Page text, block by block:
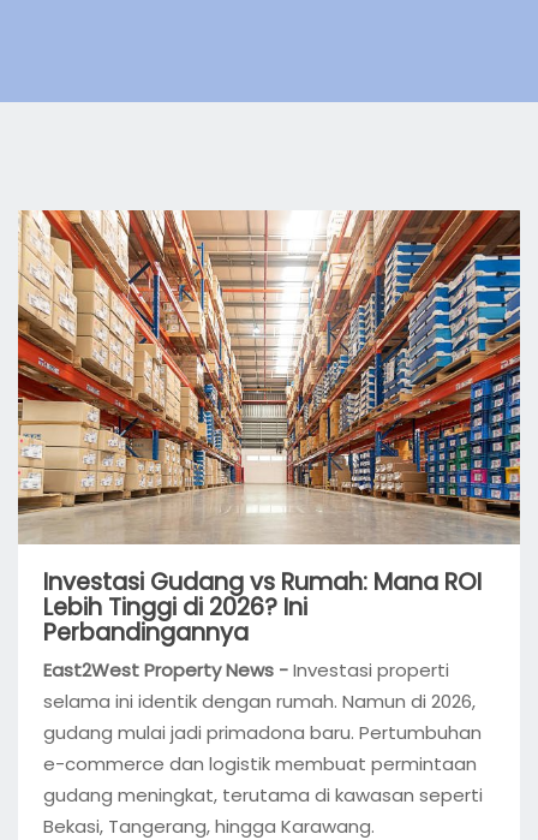
Investasi Gudang vs Rumah: Mana ROI
Lebih Tinggi di 2026? Ini
Perbandingannya
East2West Property News -Investasi properti
selama ini identik dengan rumah. Namun di 2026,
gudang mulai jadi primadona baru. Pertumbuhan
e-commerce dan logistik membuat permintaan
gudang meningkat, terutama di kawasan seperti
Bekasi, Tangerang, hingga Karawang.